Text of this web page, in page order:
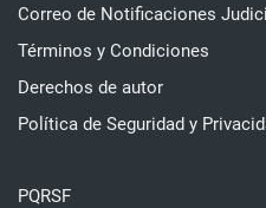
Correo de Notificaciones
Términos y Condiciones
Derechos de autor
Política de Seguridad y
PQRSF